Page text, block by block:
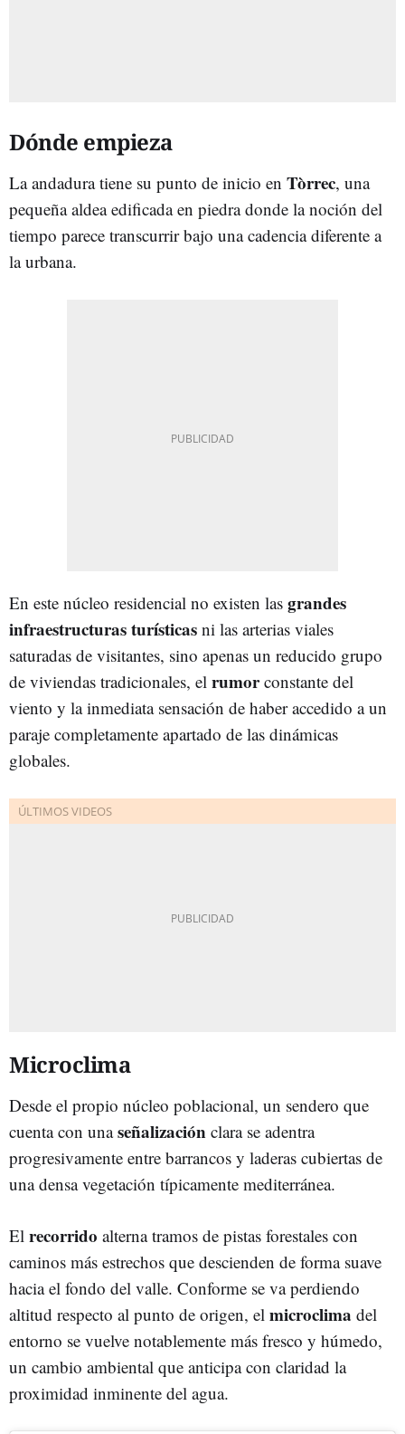
Dónde empieza
La andadura tiene su punto de inicio en Tòrrec, una
pequeña aldea edificada en piedra donde la noción del
tiempo parece transcurrir bajo una cadencia diferente a
la urbana.
En este núcleo residencial no existen las grandes
infraestructuras turísticas ni las arterias viales
saturadas de visitantes, sino apenas un reducido grupo
de viviendas tradicionales, el rumorconstante del
viento y la inmediata sensación de haber accedido a un
paraje completamente apartado de las dinámicas
globales.
Microclima
Desde el propio núcleo poblacional, un sendero que
cuenta con unaseñalización clara se adentra
progresivamente entre barrancos y laderas cubiertas de
una densa vegetación típicamente mediterránea.
El recorrido alterna tramos de pistas forestales con
caminos más estrechos que descienden de forma suave
hacia el fondo del valle. Conforme se va perdiendo
altitud respecto al punto de origen, el microclima del
entorno se vuelve notablemente más fresco y húmedo,
un cambio ambiental que anticipa con claridad la
proximidad inminente del agua.